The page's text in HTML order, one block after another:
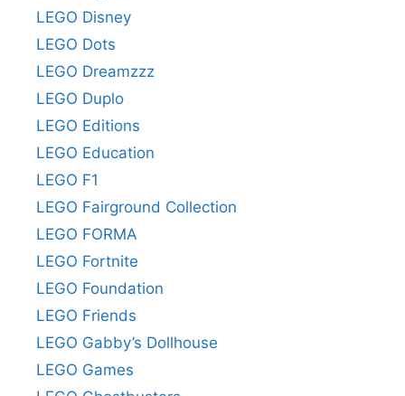
LEGO Disney
LEGO Dots
LEGO Dreamzzz
LEGO Duplo
LEGO Editions
LEGO Education
LEGO F1
LEGO Fairground Collection
LEGO FORMA
LEGO Fortnite
LEGO Foundation
LEGO Friends
LEGO Gabby’s Dollhouse
LEGO Games